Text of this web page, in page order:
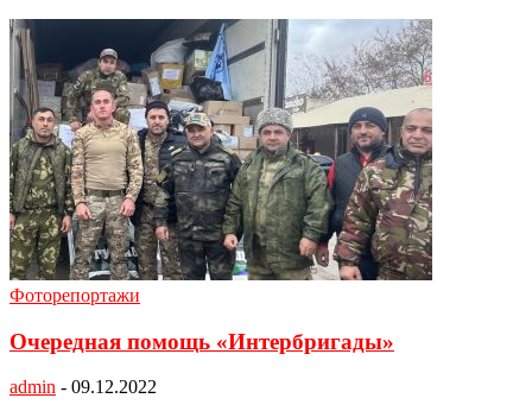
Фоторепортажи
Очередная помощь «Интербригады»
admin - 09.12.2022